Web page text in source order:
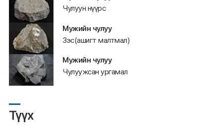
Чулуун нүүрс
Мужийн чулуу
Зэс(ашигт малтмал)
Мужийн чулуу
Чулуужсан ургамал
Түүх